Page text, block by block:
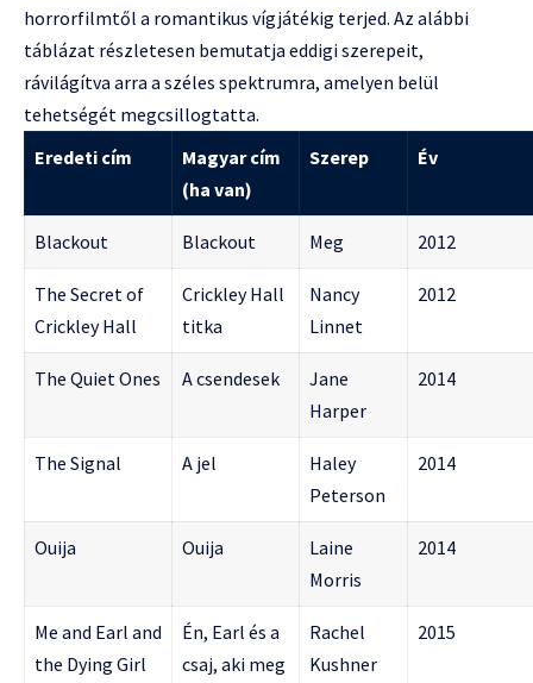
horrorfilmtől a romantikus vígjátékig terjed. Az alábbi
táblázat részletesen bemutatja eddigi szerepeit,
rávilágítva arra a széles spektrumra, amelyen belül
tehetségét megcsillogtatta.
Eredeti cím
Magyar cím
(ha van)
Szerep Év
Blackout Blackout Meg 2012
The Secret of
Crickley Hall
Crickley Hall
titka
Nancy
Linnet
2012
The Quiet Ones A csendesek
Jane
Harper
2014
The Signal A jel
Haley
Peterson
2014
Ouija Ouija
Laine
Morris
2014
Me and Earl and
the Dying Girl
Én, Earl és a
csaj, aki meg
Rachel
Kushner
2015